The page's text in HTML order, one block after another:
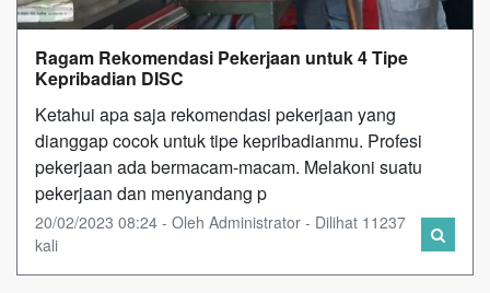
Ragam Rekomendasi Pekerjaan untuk 4 Tipe
Kepribadian DISC
Ketahui apa saja rekomendasi pekerjaan yang
dianggap cocok untuk tipe kepribadianmu. Profesi
pekerjaan ada bermacam-macam. Melakoni suatu
pekerjaan dan menyandang p
20/02/2023 08:24 - Oleh Administrator - Dilihat 11237
kali